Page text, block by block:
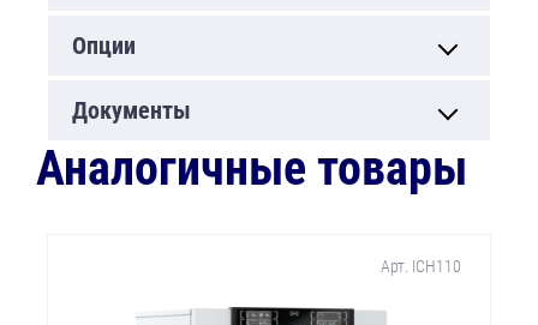
Опции
Документы
Аналогичные товары
Арт. ICH110